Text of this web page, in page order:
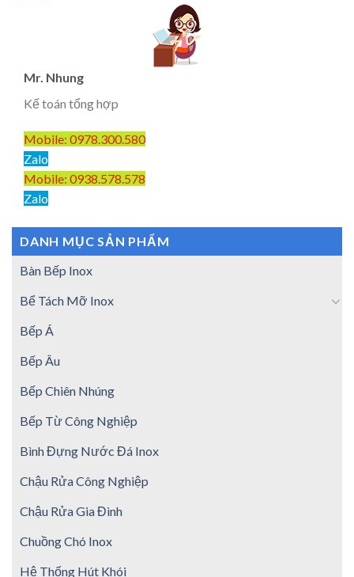
Mr. Nhung
Kế toán tổng hợp
Mobile: 0978.300.580
Zalo
Mobile: 0938.578.578
Zalo
DANH MỤC SẢN PHẨM
Bàn Bếp Inox
Bể Tách Mỡ Inox
Bếp Á
Bếp Âu
Bếp Chiên Nhúng
Bếp Từ Công Nghiệp
Bình Đựng Nước Đá Inox
Chậu Rửa Công Nghiệp
Chậu Rửa Gia Đình
Chuồng Chó Inox
Hệ Thống Hút Khói